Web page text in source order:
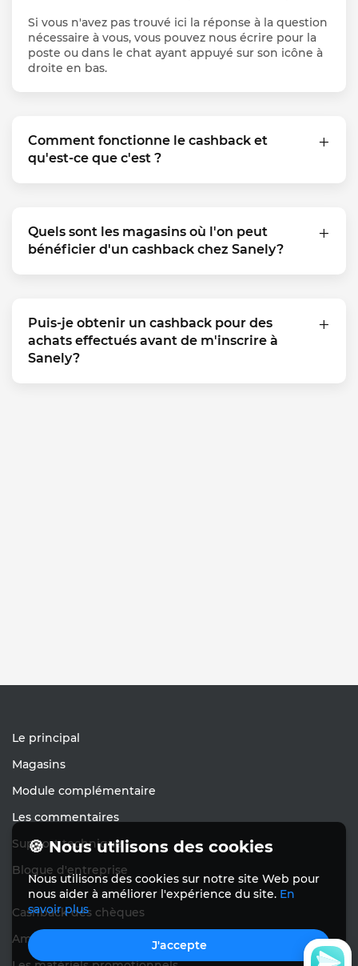
Si vous n'avez pas trouvé ici la réponse à la question
nécessaire à vous, vous pouvez nous écrire pour la
poste ou dans le chat ayant appuyé sur son icône à
droite en bas.
Comment fonctionne le cashback et
qu'est-ce que c'est ?
Quels sont les magasins où l'on peut
bénéficier d'un cashback chez Sanely?
Puis-je obtenir un cashback pour des
achats effectués avant de m'inscrire à
Sanely?
Le principal
Magasins
Module complémentaire
Les commentaires
Support technique
Blogue d'entreprise
Cashback des chèques
Amène les amis
🍪 Nous utilisons des cookies
Nous utilisons des cookies sur notre site Web pour
nous aider à améliorer l'expérience du site. En
savoir plus
J'accepte